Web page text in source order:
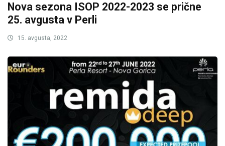
Nova sezona ISOP 2022-2023 se prične
25. avgusta v Perli
15. avgusta, 2022